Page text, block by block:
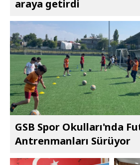
araya getirdi
GSB Spor Okulları'nda
Antrenmanları Sürüyor